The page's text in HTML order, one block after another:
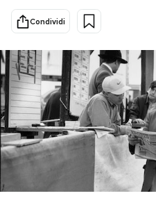
Scienza
Cultura
Economia
Sport
PODCAST
NEWSLETTER
Condividi